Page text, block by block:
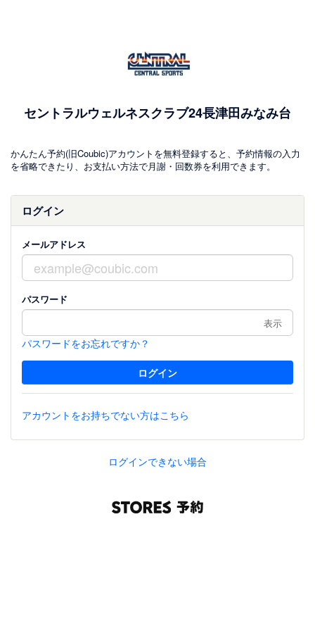
セントラルウェルネスクラブ24長津田みなみ台
かんたん予約(旧Coubic)アカウントを無料登録すると、予約情報の入力
を省略できたり、お支払い方法で月謝・回数券を利用できます。
ログイン
メールアドレス
パスワード
表示
パスワードをお忘れですか？
アカウントをお持ちでない方はこちら
ログインできない場合